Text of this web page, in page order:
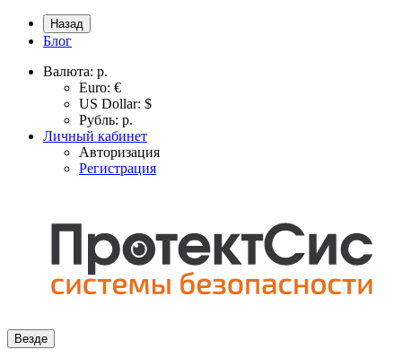
Назад
Блог
Валюта: р.
Euro: €
US Dollar: $
Рубль: р.
Личный кабинет
Авторизация
Регистрация
Везде